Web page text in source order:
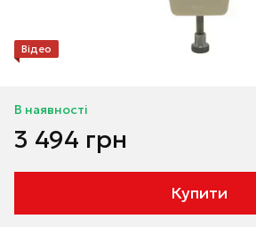
Відео
В наявності
3 494 грн
Купити